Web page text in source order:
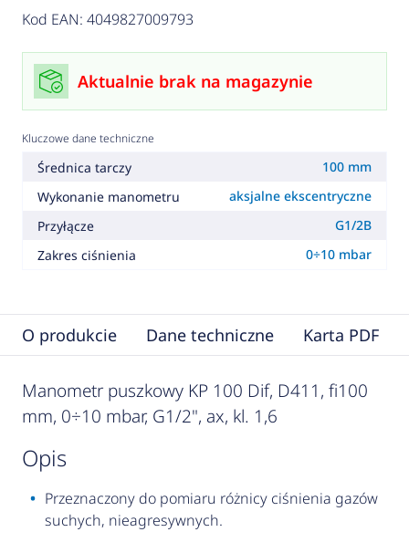
Kod EAN: 4049827009793
Aktualnie brak na magazynie
Kluczowe dane techniczne
Średnica tarczy
100 mm
Wykonanie manometru
aksjalne ekscentryczne
Przyłącze
G1/2B
Zakres ciśnienia
0÷10 mbar
O produkcie Dane techniczne Karta PDF
Manometr puszkowy KP 100 Dif, D411, fi100
mm, 0÷10 mbar, G1/2", ax, kl. 1,6
opis
Przeznaczony do pomiaru różnicy ciśnienia gazów
suchych, nieagresywnych.